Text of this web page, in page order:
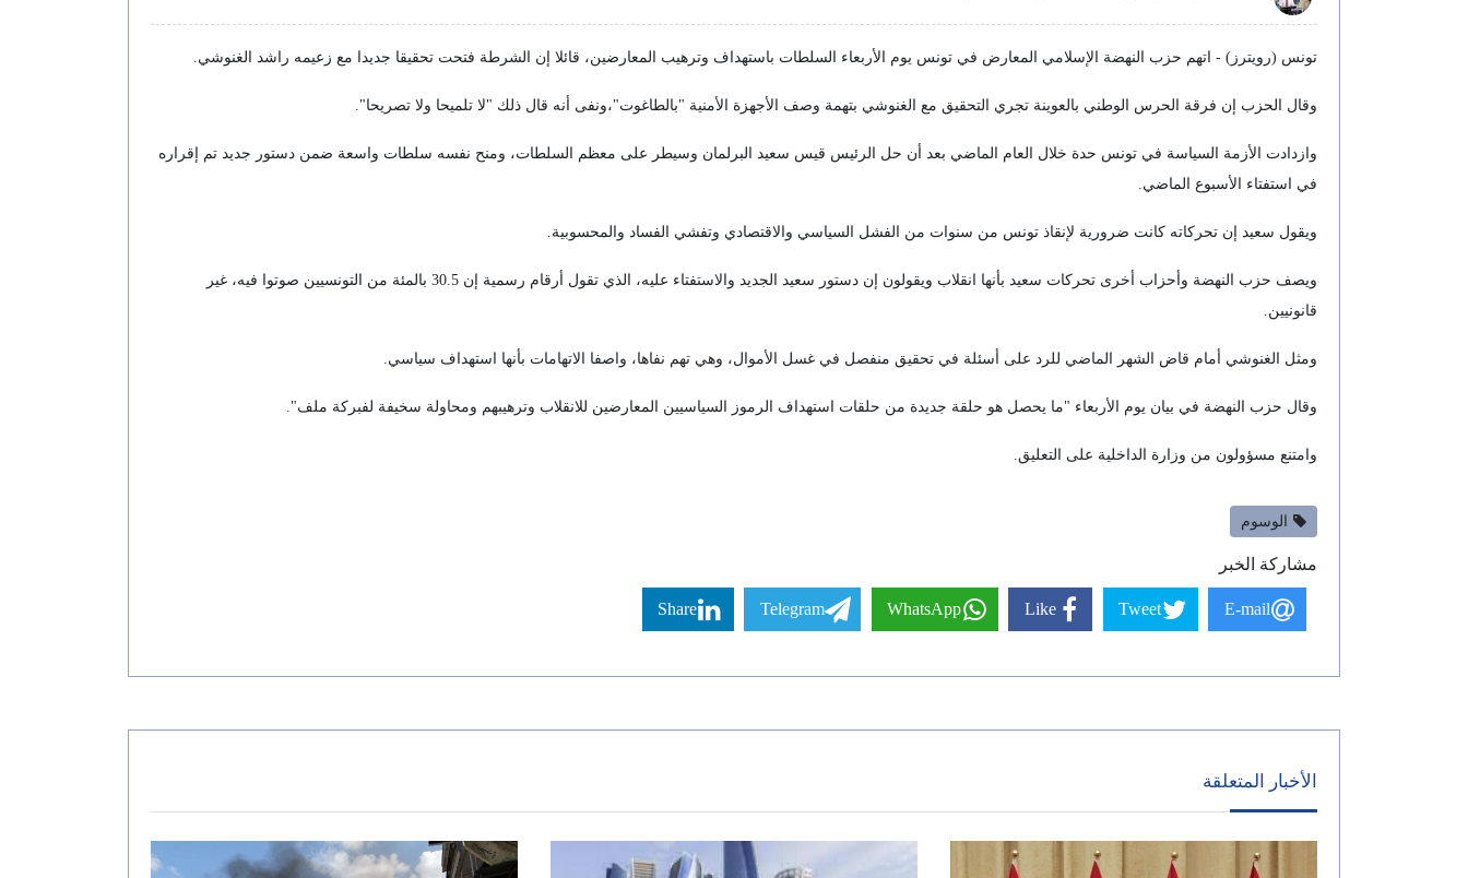
تونس (رويترز) - اتهم حزب النهضة الإسلامي المعارض في تونس يوم الأربعاء السلطات باستهداف وترهيب المعارضين، قائلا إن الشرطة فتحت تحقيقا جديدا مع زعيمه راشد الغنوشي.
وقال الحزب إن فرقة الحرس الوطني بالعوينة تجري التحقيق مع الغنوشي بتهمة وصف الأجهزة الأمنية "بالطاغوت"،ونفى أنه قال ذلك "لا تلميحا ولا تصريحا".
وازدادت الأزمة السياسة في تونس حدة خلال العام الماضي بعد أن حل الرئيس قيس سعيد البرلمان وسيطر على معظم السلطات، ومنح نفسه سلطات واسعة ضمن دستور جديد تم إقراره
في استفتاء الأسبوع الماضي.
ويقول سعيد إن تحركاته كانت ضرورية لإنقاذ تونس من سنوات من الفشل السياسي والاقتصادي وتفشي الفساد والمحسوبية.
ويصف حزب النهضة وأحزاب أخرى تحركات سعيد بأنها انقلاب ويقولون إن دستور سعيد الجديد والاستفتاء عليه، الذي تقول أرقام رسمية إن 30.5 بالمئة من التونسيين صوتوا فيه، غير
قانونيين.
ومثل الغنوشي أمام قاض الشهر الماضي للرد على أسئلة في تحقيق منفصل في غسل الأموال، وهي تهم نفاها، واصفا الاتهامات بأنها استهداف سياسي.
وقال حزب النهضة في بيان يوم الأربعاء "ما يحصل هو حلقة جديدة من حلقات استهداف الرموز السياسيين المعارضين للانقلاب وترهيبهم ومحاولة سخيفة لفبركة ملف".
وامتنع مسؤولون من وزارة الداخلية على التعليق.
الوسوم
مشاركة الخبر
E-mail
Tweet
Like
WhatsApp
Telegram
Share
الأخبار المتعلقة